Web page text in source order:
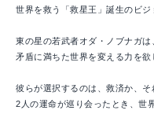
世界を救う「救星王」誕生のビジ
東の星の若武者オダ・ノブナガは
矛盾に満ちた世界を変える力を欲
彼らが選択するのは、救済か、そ
2人の運命が巡り会ったとき、世